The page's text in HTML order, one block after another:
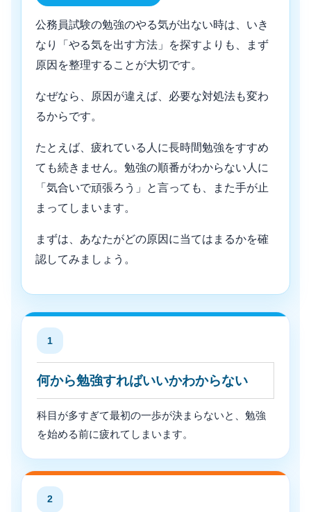
公務員試験の勉強のやる気が出ない時は、いき
なり「やる気を出す方法」を探すよりも、まず
原因を整理することが大切です。
なぜなら、原因が違えば、必要な対処法も変わ
るからです。
たとえば、疲れている人に長時間勉強をすすめ
ても続きません。勉強の順番がわからない人に
「気合いで頑張ろう」と言っても、また手が止
まってしまいます。
まずは、あなたがどの原因に当てはまるかを確
認してみましょう。
1
何から勉強すればいいかわからない
科目が多すぎて最初の一歩が決まらないと、勉強
を始める前に疲れてしまいます。
2